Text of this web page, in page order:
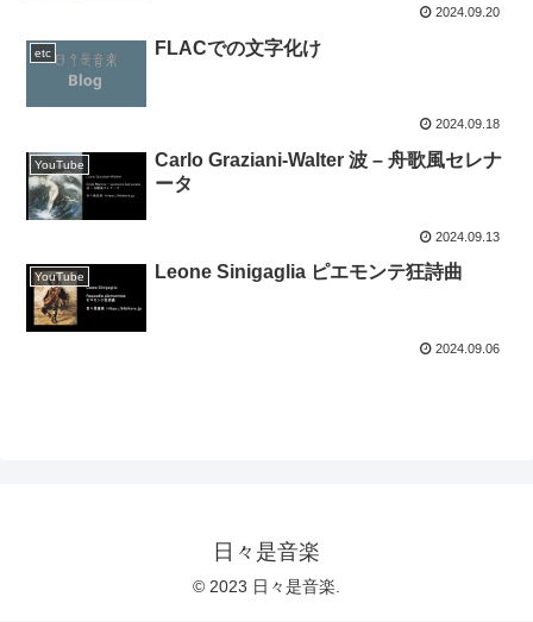
2024.09.20
etc FLACでの文字化け
2024.09.18
YouTube
Carlo Graziani-Walter 波 – 舟歌風セレナ
ータ
2024.09.13
YouTube Leone Sinigaglia ピエモンテ狂詩曲
2024.09.06
日々是音楽
© 2023 日々是音楽.